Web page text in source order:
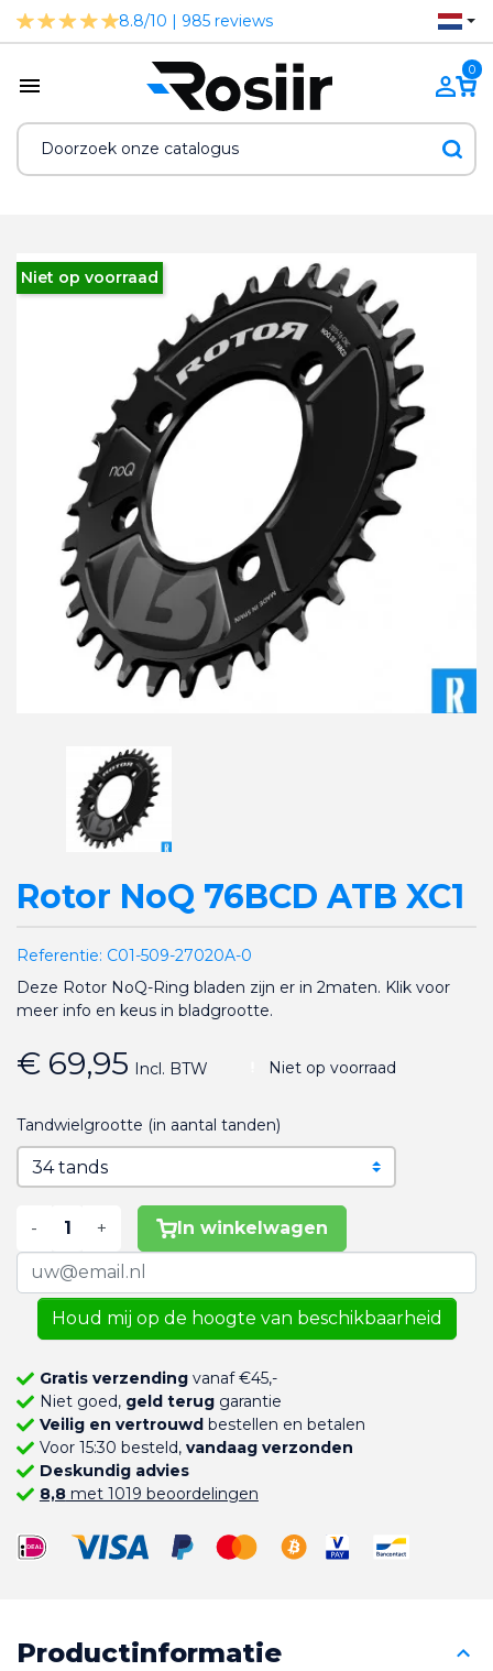
8.8/10 | 985 reviews
0
Niet op voorraad
Rotor NoQ 76BCD ATB XC1
Referentie: C01-509-27020A-0
Deze Rotor NoQ-Ring bladen zijn er in 2maten. Klik voor
meer info en keus in bladgrootte.
€ 69,95 Incl. BTW Niet op voorraad
Tandwielgrootte (in aantal tanden)
- + In winkelwagen
Houd mij op de hoogte van beschikbaarheid
Gratis verzendingvanaf €45,-
Niet goed, geld teruggarantie
Veilig en vertrouwdbestellen en betalen
Voor 15:30 besteld, vandaag verzonden
Deskundig advies
8,8met 1019 beoordelingen
Productinformatie